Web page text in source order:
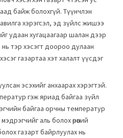
байж болохгүй. Түүнчлэн
хэрэгсэл, эд зүйлс жишээ
удаан хугацаагаар шалан дээр
тэр хэсэгт доороо дулаан
газартаа хэт халалт үүсдэг
эсэхийг анхаарах хэрэгтэй.
гэж яриад байгаа зүйл
байгаа орчны температур
аль болох өрөөний
газарт байрлуулах нь